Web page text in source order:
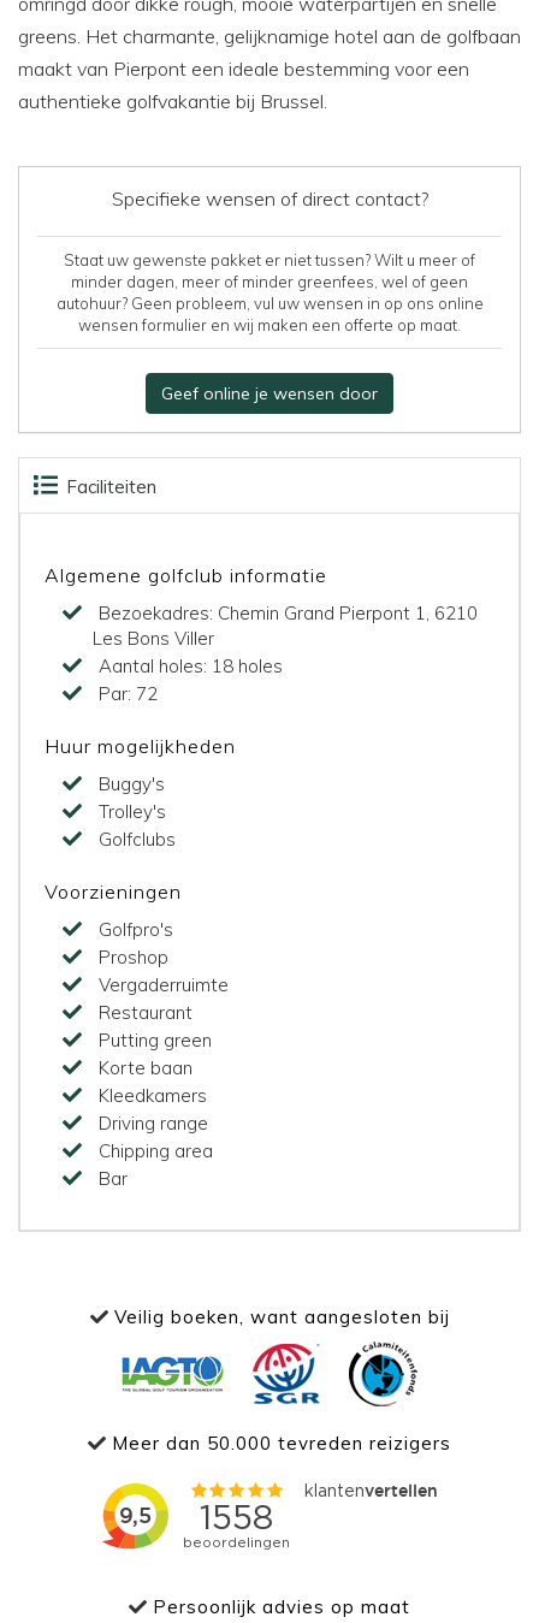
greens. Het charmante, gelijknamige hotel aan de golfbaan
maakt van Pierpont een ideale bestemming voor een
authentieke golfvakantie bij Brussel.
Specifieke wensen of direct contact?
Staat uw gewenste pakket er niet tussen? Wilt u meer of
minder dagen, meer of minder greenfees, wel of geen
autohuur? Geen probleem, vul uw wensen in op ons online
wensen formulier en wij maken een offerte op maat.
Geef online je wensen door
Faciliteiten
Algemene golfclub informatie
Bezoekadres: Chemin Grand Pierpont 1, 6210
Les Bons Viller
Aantal holes: 18 holes
Par: 72
Huur mogelijkheden
Buggy's
Trolley's
Golfclubs
Voorzieningen
Golfpro's
Proshop
Vergaderruimte
Restaurant
Putting green
Korte baan
Kleedkamers
Driving range
Chipping area
Bar
Veilig boeken, want aangesloten bij
Meer dan 50.000 tevreden reizigers
Persoonlijk advies op maat